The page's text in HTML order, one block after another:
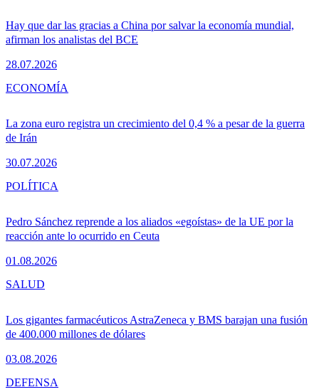
Hay que dar las gracias a China por salvar la economía mundial,
afirman los analistas del BCE
28.07.2026
La zona euro registra un crecimiento del 0,4 % a pesar de la guerra
de Irán
30.07.2026
ECONOMÍA
Pedro Sánchez reprende a los aliados «egoístas» de la UE por la
reacción ante lo ocurrido en Ceuta
01.08.2026
POLÍTICA
Los gigantes farmacéuticos AstraZeneca y BMS barajan una fusión
de 400.000 millones de dólares
03.08.2026
SALUD
DEFENSA